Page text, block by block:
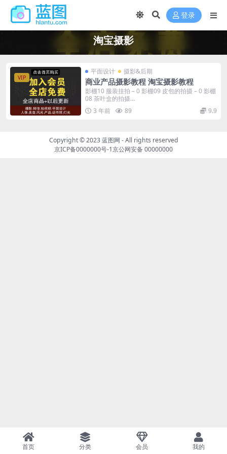
登录
淘宝摄影
VIP
平面设计 摄影&后期
商业产品摄影教程 淘宝摄影教程
影棚10 服装挂拍 – 0 影棚09 皮包的拍摄 – 0 影棚
08 茶叶盒的拍摄...
3 年前
89 9.9
Copyright © 2023蓝图网 - All rights reserved
京ICP备0000000号-1京公网安备 00000000
首页 分类 会员 我的